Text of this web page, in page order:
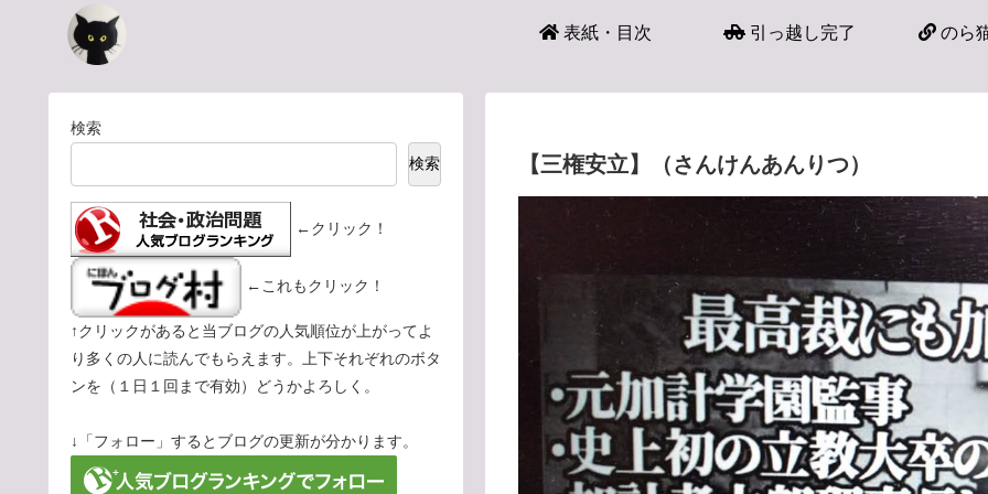
表紙・目次 引っ越し完了 のら
【三権安立】（さんけんあんりつ）
検索
検索
←クリック！
←これもクリック！
↑クリックがあると当ブログの人気順位が上がってよ
り多くの人に読んでもらえます。上下それぞれのボタ
ンを（１日１回まで有効）どうかよろしく。
↓「フォロー」するとブログの更新が分かります。